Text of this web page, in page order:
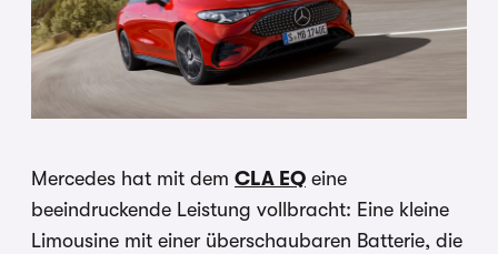
Mercedes hat mit dem CLA EQ eine
beeindruckende Leistung vollbracht: Eine kleine
Limousine mit einer überschaubaren Batterie, die